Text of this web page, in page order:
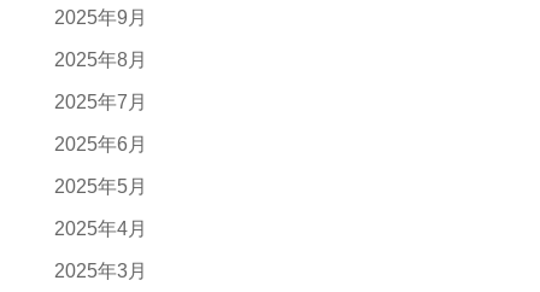
2025年9月
2025年8月
2025年7月
2025年6月
2025年5月
2025年4月
2025年3月